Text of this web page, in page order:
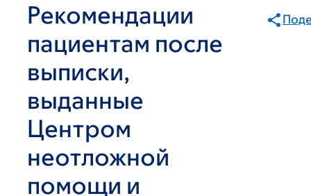
Рекомендации
пациентам после
выписки,
выданные
Центром
неотложной
помощи и